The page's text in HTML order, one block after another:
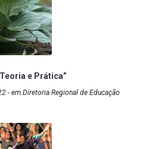
e Prática”
- em Diretoria Regional de Educação